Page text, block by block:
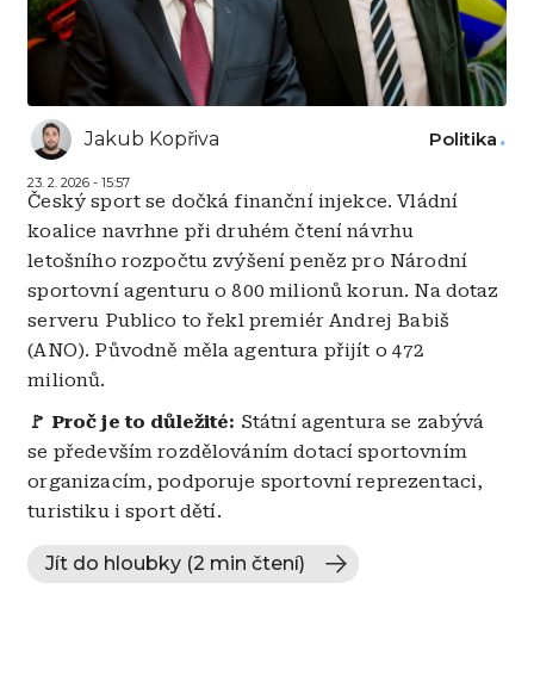
Jakub Kopřiva
23. 2. 2026 - 15:57
Politika
Český sport se dočká finanční injekce. Vládní
koalice navrhne při druhém čtení návrhu
letošního rozpočtu zvýšení peněz pro Národní
sportovní agenturu o 800 milionů korun. Na dotaz
serveru Publico to řekl premiér Andrej Babiš
(ANO). Původně měla agentura přijít o 472
milionů.
🚩 Proč je to důležité: Státní agentura se zabývá
se především rozdělováním dotací sportovním
organizacím, podporuje sportovní reprezentaci,
turistiku i sport dětí.
Jít do hloubky (2 min čtení)